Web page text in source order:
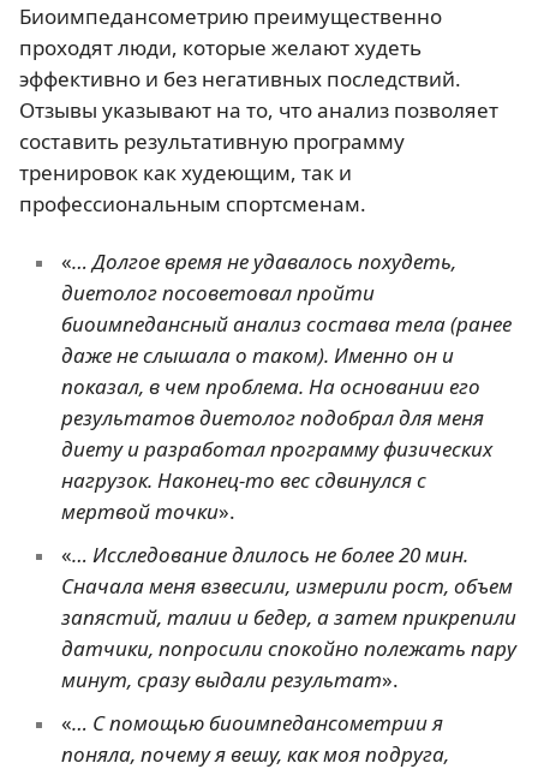
Биоимпедансометрию преимущественно
проходят люди, которые желают худеть
эффективно и без негативных последствий.
Отзывы указывают на то, что анализ позволяет
составить результативную программу
тренировок как худеющим, так и
профессиональным спортсменам.
«… Долгое время не удавалось похудеть,
диетолог посоветовал пройти
биоимпедансный анализ состава тела (ранее
даже не слышала о таком). Именно он и
показал, в чем проблема. На основании его
результатов диетолог подобрал для меня
диету и разработал программу физических
нагрузок. Наконец-то вес сдвинулся с
мертвой точки».
«… Исследование длилось не более 20 мин.
Сначала меня взвесили, измерили рост, объем
запястий, талии и бедер, а затем прикрепили
датчики, попросили спокойно полежать пару
минут, сразу выдали результат».
«… С помощью биоимпедансометрии я
поняла, почему я вешу, как моя подруга,